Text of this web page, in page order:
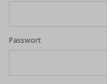
Passwort